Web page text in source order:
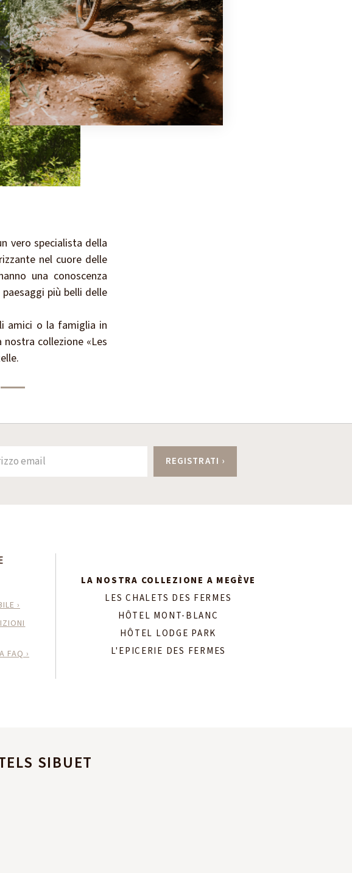
vero specialista della
nel cuore delle
una conoscenza
più belli delle
amici o la famiglia in
collezione «Les
›
FAQ ›
LA NOSTRA COLLEZIONE A MEGÈVE
LES CHALETS DES FERMES
HÔTEL MONT-BLANC
HÔTEL LODGE PARK
L'EPICERIE DES FERMES
SIBUET